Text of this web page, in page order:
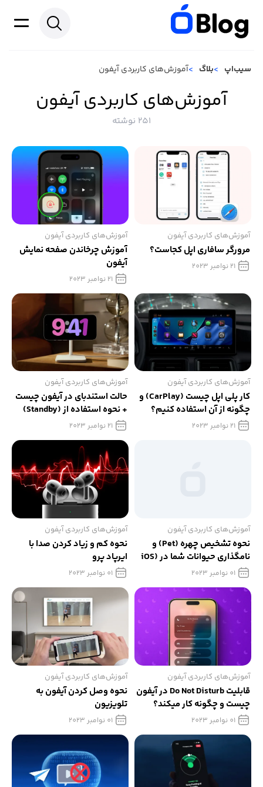
سیب‌اپ بلاگ آموزش‌های کاربردی آیفون
آموزش‌های کاربردی آیفون
251 نوشته
آموزش‌های کاربردی آیفون
مرورگر سافاری اپل کجاست؟
21 نوامبر 2023
آموزش‌های کاربردی آیفون
آموزش چرخاندن صفحه نمایش
آیفون
21 نوامبر 2023
آموزش‌های کاربردی آیفون
کار پلی اپل چیست (CarPlay) و
چگونه از آن استفاده کنیم؟
21 نوامبر 2023
آموزش‌های کاربردی آیفون
حالت استندبای در آیفون چیست
+ نحوه استفاده از (Standby)
در آیفون
21 نوامبر 2023
آموزش‌های کاربردی آیفون
نحوه تشخیص چهره (Pet) و
نامگذاری حیوانات شما در (iOS
17) 01 نوامبر 2023
آموزش‌های کاربردی آیفون
نحوه کم و زیاد کردن صدا با
ایرپاد پرو
01 نوامبر 2023
آموزش‌های کاربردی آیفون
قابلیت Do Not Disturb در آیفون
چیست و چگونه کار میکند؟
01 نوامبر 2023
آموزش‌های کاربردی آیفون
نحوه وصل کردن آیفون به
تلویزیون
01 نوامبر 2023